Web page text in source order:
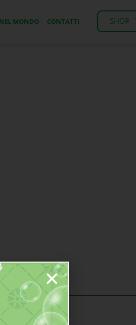
MONDO CONTATTI SHOP